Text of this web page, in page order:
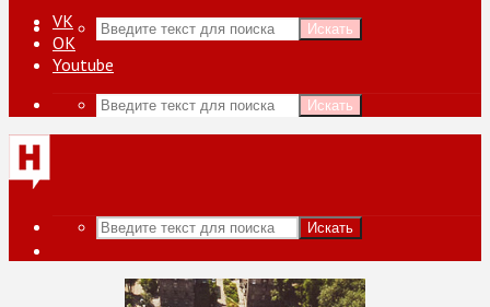
Искать
VK
ОК
Youtube
Искать
Искать